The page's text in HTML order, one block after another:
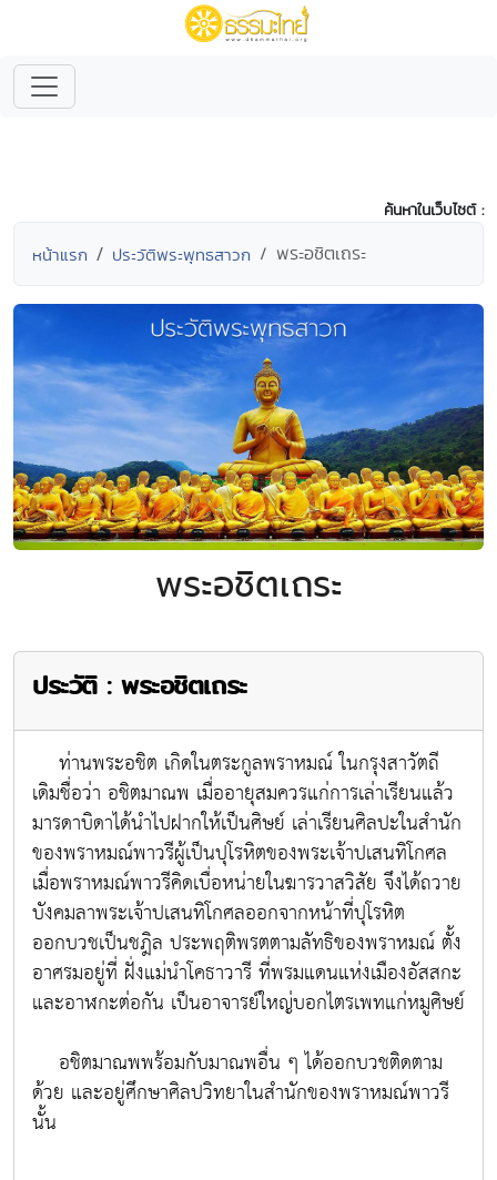
ค้นหาในเว็บไซต์ :
หน้าแรก ประวัติพระพุทธสาวก พระอชิตเถระ
พระอชิตเถระ
ประวัติ : พระอชิตเถระ
ท่านพระอชิต เกิดในตระกูลพราหมณ์ ในกรุงสาวัตถี
เดิมชื่อว่า อชิตมาณพ เมื่ออายุสมควรแก่การเล่าเรียนแล้ว
มารดาบิดาได้นำไปฝากให้เป็นศิษย์ เล่าเรียนศิลปะในสำนัก
ของพราหมณ์พาวรีผู้เป็นปุโรหิตของพระเจ้าปเสนทิโกศล
เมื่อพราหมณ์พาวรีคิดเบื่อหน่ายในฆารวาสวิสัย จึงได้ถวาย
บังคมลาพระเจ้าปเสนทิโกศลออกจากหน้าที่ปุโรหิต
ออกบวชเป็นชฎิล ประพฤติพรตตามลัทธิของพราหมณ์ ตั้ง
อาศรมอยู่ที่ ฝั่งแม่นำโคธาวารี ที่พรมแดนแห่งเมืองอัสสกะ
และอาฬกะต่อกัน เป็นอาจารย์ใหญ่บอกไตรเพทแก่หมูศิษย์
อชิตมาณพพร้อมกับมาณพอื่น ๆ ได้ออกบวชติดตาม
ด้วย และอยู่ศึกษาศิลปวิทยาในสำนักของพราหมณ์พาวรี
นั้น